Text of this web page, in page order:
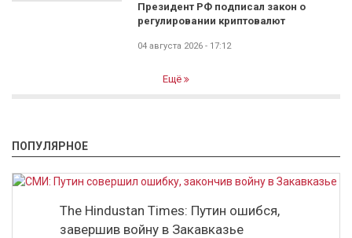
Президент РФ подписал закон о
регулировании криптовалют
04 августа 2026 - 17:12
Ещё
ПОПУЛЯРНОЕ
The Hindustan Times: Путин ошибся,
завершив войну в Закавказье